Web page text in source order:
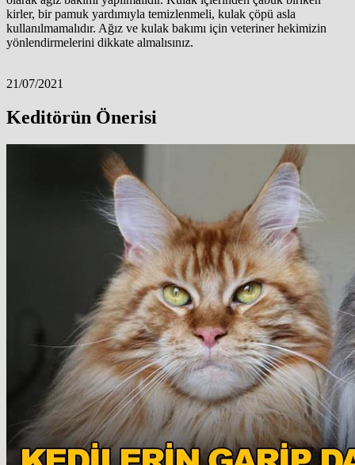
kirler, bir pamuk yardımıyla temizlenmeli, kulak çöpü asla
kullanılmamalıdır. Ağız ve kulak bakımı için veteriner hekimizin
yönlendirmelerini dikkate almalısınız.
21/07/2021
Keditörün Önerisi